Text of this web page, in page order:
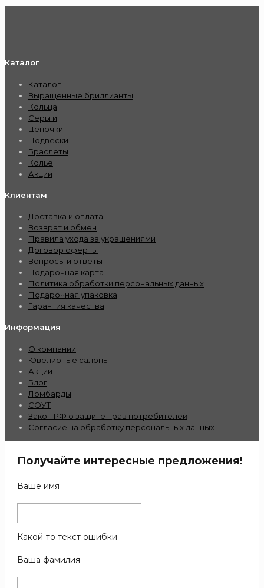
Каталог
Каталог
Выращенные бриллианты
Кольца
Серьги
Цепочки
Подвески
Браслеты
Колье
Акции
Клиентам
Доставка и оплата
Возврат и обмен
Правила ухода за украшениями
Договор оферты
Вопросы и ответы
Подарочная карта
Политика обработки персональных данных
Подарочная упаковка
Гарантия качества
Информация
О компании
Ювелирные салоны
Акции
Блог
Ломбарды
СОУТ
Закон РФ о защите прав потребителей
Согласие на обработку персональных данных
Получайте интересные предложения!
Ваше имя
Какой-то текст ошибки
Ваша фамилия